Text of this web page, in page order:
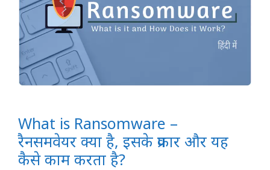
What is Ransomware –
रैनसमवेयर क्या है, इसके प्रकार और यह
कैसे काम करता है?